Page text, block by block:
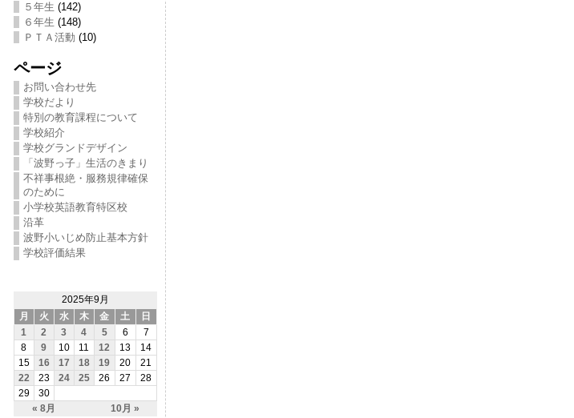
５年生 (142)
６年生 (148)
ＰＴＡ活動 (10)
ページ
お問い合わせ先
学校だより
特別の教育課程について
学校紹介
学校グランドデザイン
「波野っ子」生活のきまり
不祥事根絶・服務規律確保
のために
小学校英語教育特区校
沿革
波野小いじめ防止基本方針
学校評価結果
2025年9月
月
火 水 木 金 土 日
« 8月 10月 »
1 2 3 4 5 6
7
8
9 10 11 12 13
14
15
16 17 18 19 20
21
22
23 24 25 26 27
28
29
30